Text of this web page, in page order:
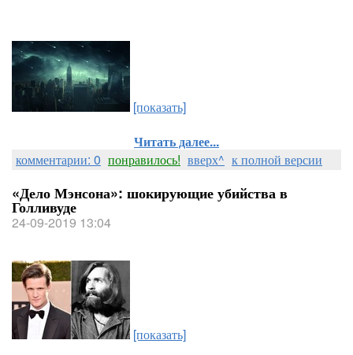
Composition in Photoshop
[показать]
Читать далее...
комментарии: 0 понравилось! вверх^ к полной версии
«Дело Мэнсона»: шокирующие убийства в
Голливуде
24-09-2019 13:04
[показать]